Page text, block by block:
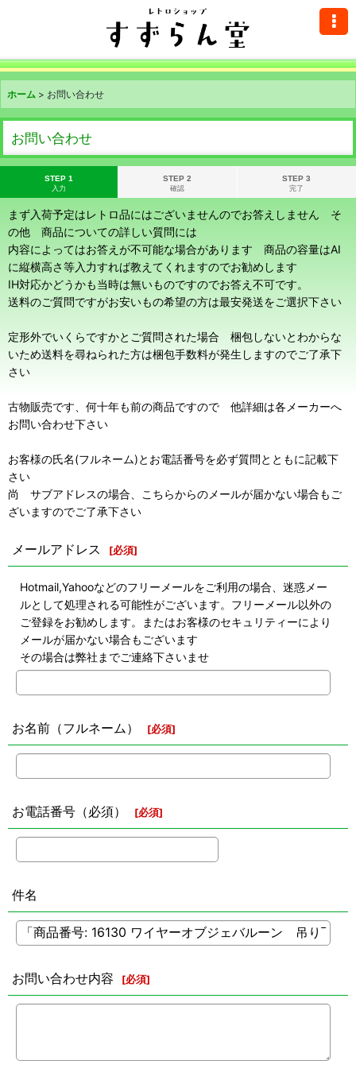
ホーム > お問い合わせ
お問い合わせ
STEP 1
入力
STEP 2
確認
STEP 3
完了
まず入荷予定はレトロ品にはございませんのでお答えしません そ
の他 商品についての詳しい質問には
内容によってはお答えが不可能な場合があります 商品の容量はAI
に縦横高さ等入力すれば教えてくれますのでお勧めします
IH対応かどうかも当時は無いものですのでお答え不可です。
送料のご質問ですがお安いもの希望の方は最安発送をご選択下さい
定形外でいくらですかとご質問された場合 梱包しないとわからな
いため送料を尋ねられた方は梱包手数料が発生しますのでご了承下
さい
古物販売です、何十年も前の商品ですので 他詳細は各メーカーへ
お問い合わせ下さい
お客様の氏名(フルネーム)とお電話番号を必ず質問とともに記載下
さい
尚 サブアドレスの場合、こちらからのメールが届かない場合もご
ざいますのでご了承下さい
メールアドレス [必須]
Hotmail,Yahooなどのフリーメールをご利用の場合、迷惑メー
ルとして処理される可能性がございます。フリーメール以外の
ご登録をお勧めします。またはお客様のセキュリティーにより
メールが届かない場合もございます
その場合は弊社までご連絡下さいませ
お名前（フルネーム） [必須]
お電話番号（必須） [必須]
件名
お問い合わせ内容 [必須]